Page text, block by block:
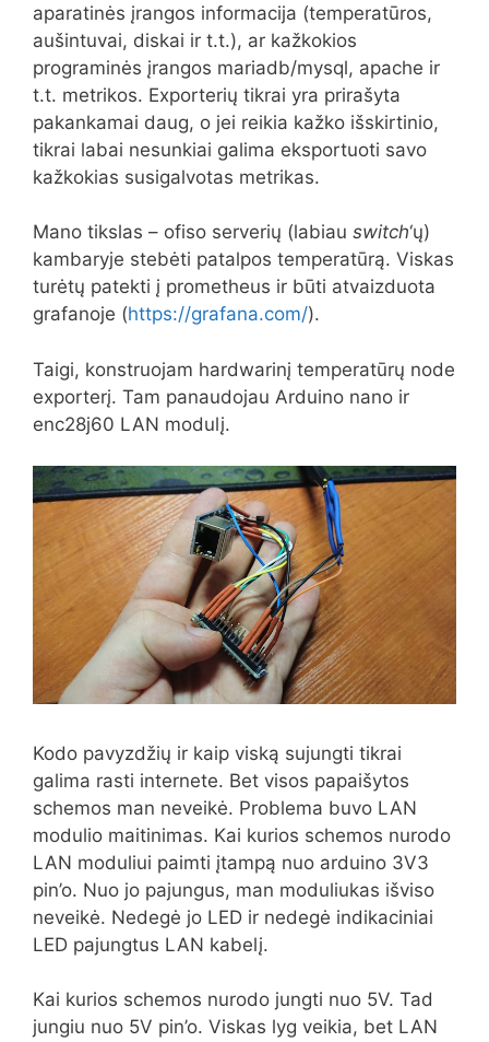
aparatinės įrangos informacija (temperatūros,
aušintuvai, diskai ir t.t.), ar kažkokios
programinės įrangos mariadb/mysql, apache ir
t.t. metrikos. Exporterių tikrai yra prirašyta
pakankamai daug, o jei reikia kažko išskirtinio,
tikrai labai nesunkiai galima eksportuoti savo
kažkokias susigalvotas metrikas.
Mano tikslas – ofiso serverių (labiau switch‘ų)
kambaryje stebėti patalpos temperatūrą. Viskas
turėtų patekti į prometheus ir būti atvaizduota
grafanoje (https://grafana.com/).
Taigi, konstruojam hardwarinį temperatūrų node
exporterį. Tam panaudojau Arduino nano ir
enc28j60 LAN modulį.
Kodo pavyzdžių ir kaip viską sujungti tikrai
galima rasti internete. Bet visos papaišytos
schemos man neveikė. Problema buvo LAN
modulio maitinimas. Kai kurios schemos nurodo
LAN moduliui paimti įtampą nuo arduino 3V3
pin’o. Nuo jo pajungus, man moduliukas išviso
neveikė. Nedegė jo LED ir nedegė indikaciniai
LED pajungtus LAN kabelį.
Kai kurios schemos nurodo jungti nuo 5V. Tad
jungiu nuo 5V pin’o. Viskas lyg veikia, bet LAN